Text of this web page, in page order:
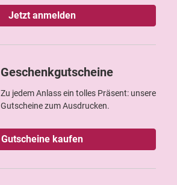
Jetzt anmelden
Geschenkgutscheine
Zu jedem Anlass ein tolles Präsent: unsere
Gutscheine zum Ausdrucken.
Gutscheine kaufen